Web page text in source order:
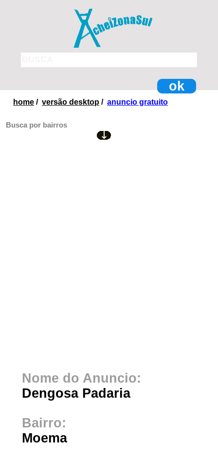
ok
home / versão desktop / anuncio gratuito
Busca por bairros
Nome do Anuncio:
Dengosa Padaria
Bairro:
Moema